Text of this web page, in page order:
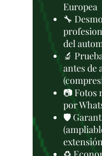
Europea
🔧
del
🔬
antes de
📷 Fotos
por
🛡️